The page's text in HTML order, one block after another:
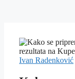
Ivan Radenković